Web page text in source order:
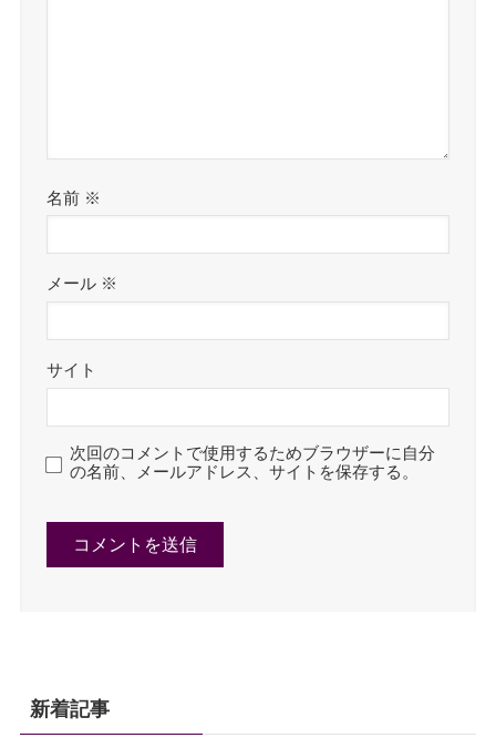
名前 ※
メール ※
サイト
次回のコメントで使用するためブラウザーに自分
の名前、メールアドレス、サイトを保存する。
新着記事